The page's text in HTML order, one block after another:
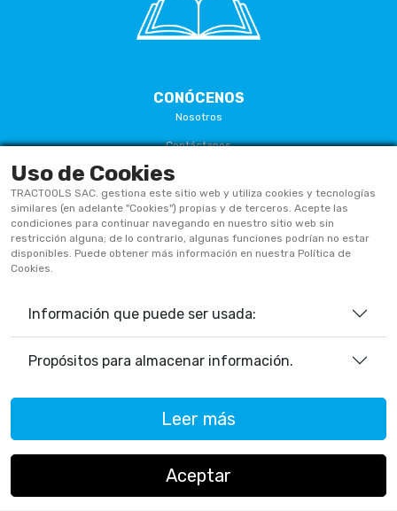
CONÓCENOS
Nosotros
Contáctanos
Términos Y Condiciones
Políticas De Privacidad
Políticas De Cookies
Preguntas Frecuentes
933906515
Horario de Atención:
/ 2:00 p.m. a 5:30 p.m.
Sábados: 9:00 a.m. a 12:30 p.m.
Uso de Cookies
TRACTOOLS SAC. gestiona este sitio web y utiliza cookies y tecnologías
similares (en adelante "Cookies") propias y de terceros. Acepte las
condiciones para continuar navegando en nuestro sitio web sin
restricción alguna; de lo contrario, algunas funciones podrían no estar
disponibles. Puede obtener más información en nuestra Política de
Cookies.
Información que puede ser usada:
Propósitos para almacenar información.
Leer más
Aceptar